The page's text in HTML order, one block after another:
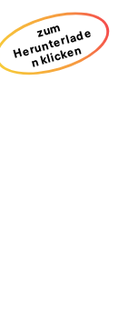
zum
H
er
u
nt
erl
a
d
e
n kli
ck
e
n